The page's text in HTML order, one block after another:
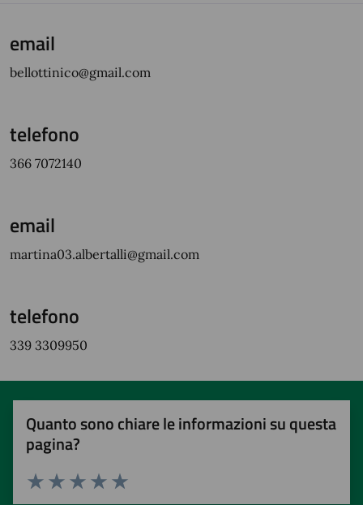
email
bellottinico@gmail.com
telefono
366 7072140
email
martina03.albertalli@gmail.com
telefono
339 3309950
Quanto sono chiare le informazioni su questa
pagina?
Valuta 5 stelle su 5
Valuta 4 stelle su 5
Valuta 3 stelle su 5
Valuta 2 stelle su 5
Valuta 1 stelle su 5